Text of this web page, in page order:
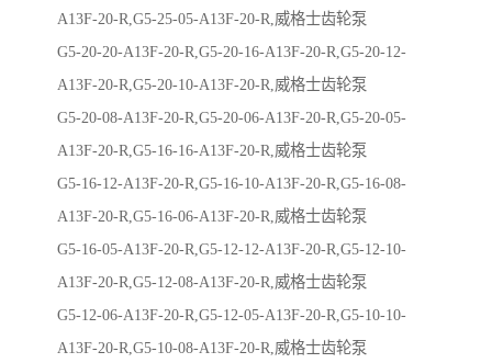
A13F-20-R,G5-25-05-A13F-20-R,威格士齿轮泵
G5-20-20-A13F-20-R,G5-20-16-A13F-20-R,G5-20-12-
A13F-20-R,G5-20-10-A13F-20-R,威格士齿轮泵
G5-20-08-A13F-20-R,G5-20-06-A13F-20-R,G5-20-05-
A13F-20-R,G5-16-16-A13F-20-R,威格士齿轮泵
G5-16-12-A13F-20-R,G5-16-10-A13F-20-R,G5-16-08-
A13F-20-R,G5-16-06-A13F-20-R,威格士齿轮泵
G5-16-05-A13F-20-R,G5-12-12-A13F-20-R,G5-12-10-
A13F-20-R,G5-12-08-A13F-20-R,威格士齿轮泵
G5-12-06-A13F-20-R,G5-12-05-A13F-20-R,G5-10-10-
A13F-20-R,G5-10-08-A13F-20-R,威格士齿轮泵